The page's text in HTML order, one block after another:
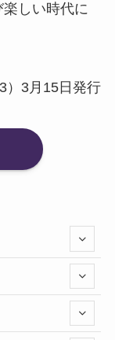
しい時代に
）3月15日発行